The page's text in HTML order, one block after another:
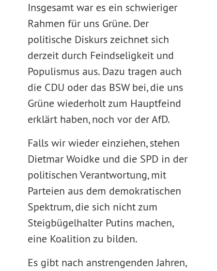
Insgesamt war es ein schwieriger
Rahmen für uns Grüne. Der
politische Diskurs zeichnet sich
derzeit durch Feindseligkeit und
Populismus aus. Dazu tragen auch
die CDU oder das BSW bei, die uns
Grüne wiederholt zum Hauptfeind
erklärt haben, noch vor der AfD.
Falls wir wieder einziehen, stehen
Dietmar Woidke und die SPD in der
politischen Verantwortung, mit
Parteien aus dem demokratischen
Spektrum, die sich nicht zum
Steigbügelhalter Putins machen,
eine Koalition zu bilden.
Es gibt nach anstrengenden Jahren,